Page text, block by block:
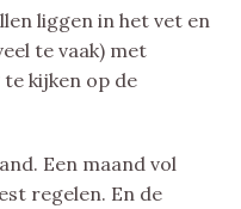
liggen in het vet en
te vaak) met
kijken op de
Een maand vol
regelen. En de